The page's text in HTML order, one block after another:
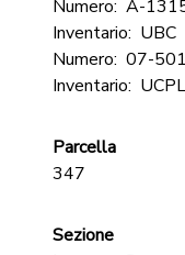
Numero: A-
Inventario: UBC
Numero: 07-
Inventario: UCPL
Parcella
347
Sezione